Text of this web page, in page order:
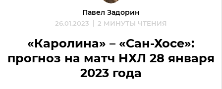
Павел Задорин
26.01.2023 2 МИНУТЫ ЧТЕНИЯ
«Каролина» – «Сан-Хосе»:
прогноз на матч НХЛ 28 января
2023 года